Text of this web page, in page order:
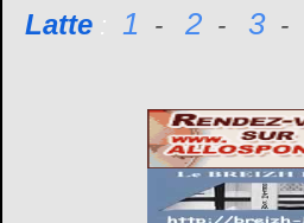
Latte : 1 - 2 - 3 -